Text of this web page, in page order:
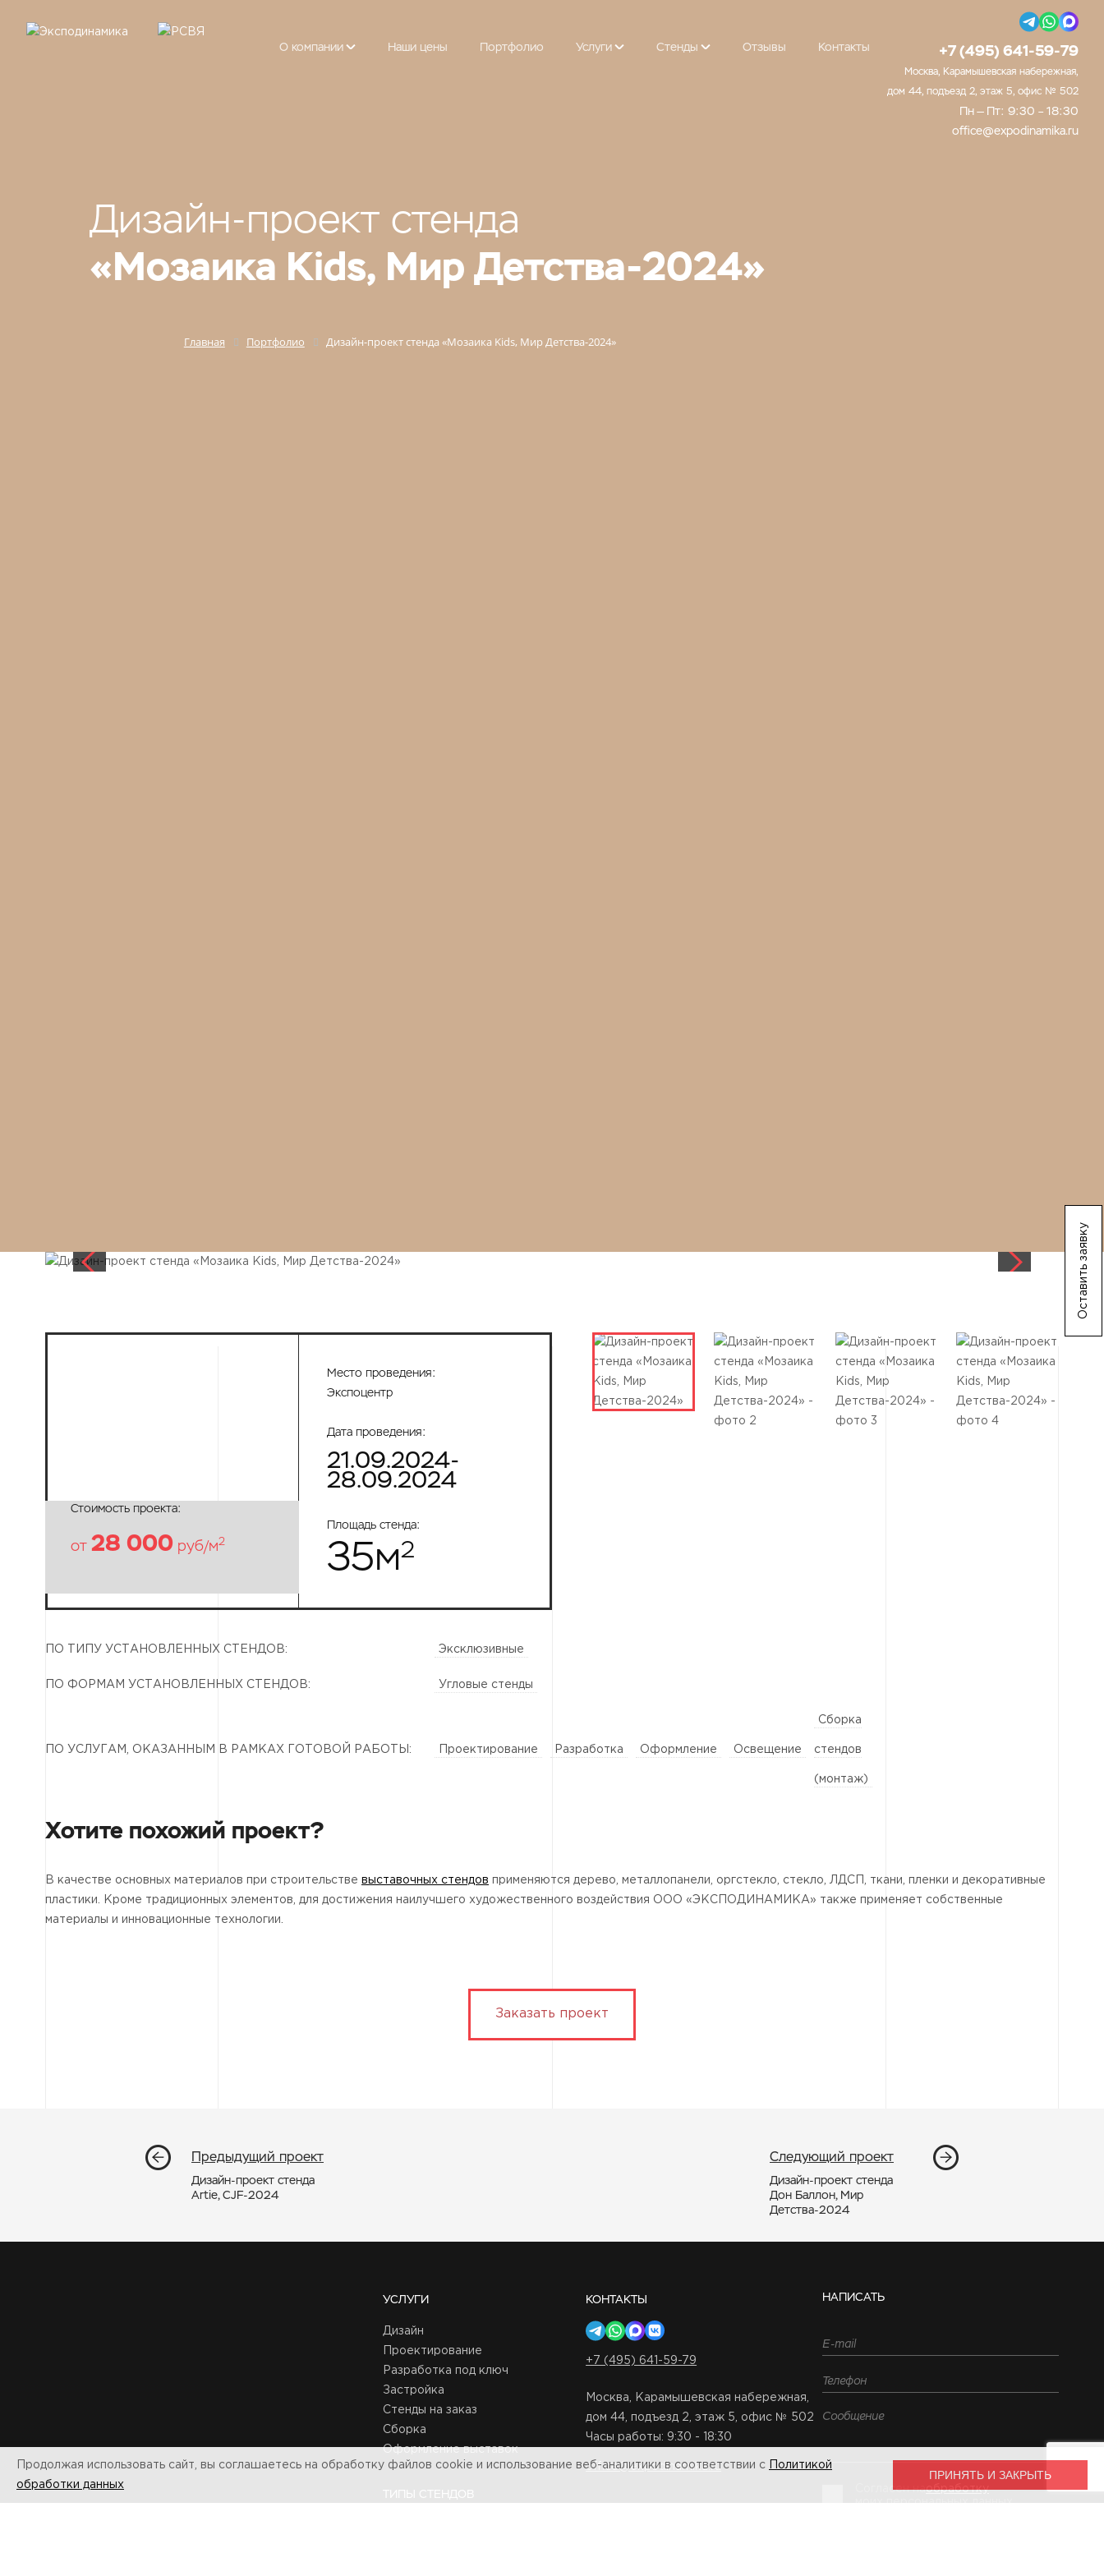
О компании Наши цены Портфолио Услуги Cтенды Отзывы Контакты +7 (495) 641-59-79
Москва, Карамышевская набережная,
дом 44, подъезд 2, этаж 5, офис № 502
Пн — Пт: 9:30 – 18:30
office@expodinamika.ru
Главная Портфолио Дизайн-проект стенда «Мозаика Kids, Мир Детства-2024»
Дизайн-проект стенда
«Мозаика Kids, Мир Детства-2024»
Стоимость проекта:
от 28 000 руб/м2
Место проведения:
Экспоцентр
Дата проведения:
21.09.2024-
28.09.2024
Площадь стенда:
35м2
ПО ТИПУ УСТАНОВЛЕННЫХ СТЕНДОВ: Эксклюзивные
ПО ФОРМАМ УСТАНОВЛЕННЫХ СТЕНДОВ: Угловые стенды
ПО УСЛУГАМ, ОКАЗАННЫМ В РАМКАХ ГОТОВОЙ РАБОТЫ: Проектирование Разработка Оформление Освещение
Сборка
стендов
(монтаж)
Хотите похожий проект?
В качестве основных материалов при строительстве выставочных стендов применяются дерево, металлопанели, оргстекло, стекло, ЛДСП, ткани, пленки и декоративные
пластики. Кроме традиционных элементов, для достижения наилучшего художественного воздействия ООО «ЭКСПОДИНАМИКА» также применяет собственные
материалы и инновационные технологии.
Заказать проект
Предыдущий проект
Дизайн-проект стенда
Artie, CJF-2024
Следующий проект
Дизайн-проект стенда
Дон Баллон, Мир
Детства-2024
УСЛУГИ
Дизайн
Проектирование
Разработка под ключ
Застройка
Стенды на заказ
Сборка
Оформление выставок
ТИПЫ СТЕНДОВ
КОНТАКТЫ
+7 (495) 641-59-79
Москва, Карамышевская набережная,
дом 44, подъезд 2, этаж 5, офис № 502
Часы работы: 9:30 - 18:30
office@expodinamika.ru
НАПИСАТЬ
Согласен наобработку
моих персональных данных
Оставить заявку
Продолжая использовать сайт, вы соглашаетесь на обработку файлов cookie и использование веб-аналитики в соответствии с
Политикой
обработки данных
ПРИНЯТЬ И ЗАКРЫТЬ